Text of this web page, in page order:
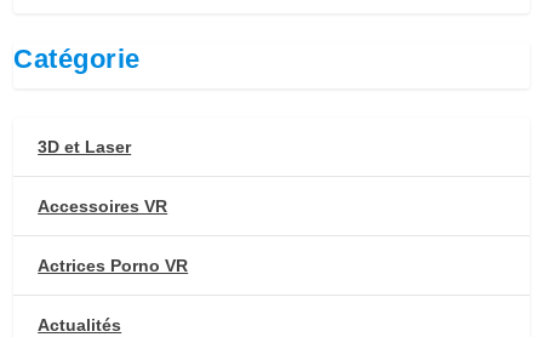
Catégorie
3D et Laser
Accessoires VR
Actrices Porno VR
Actualités